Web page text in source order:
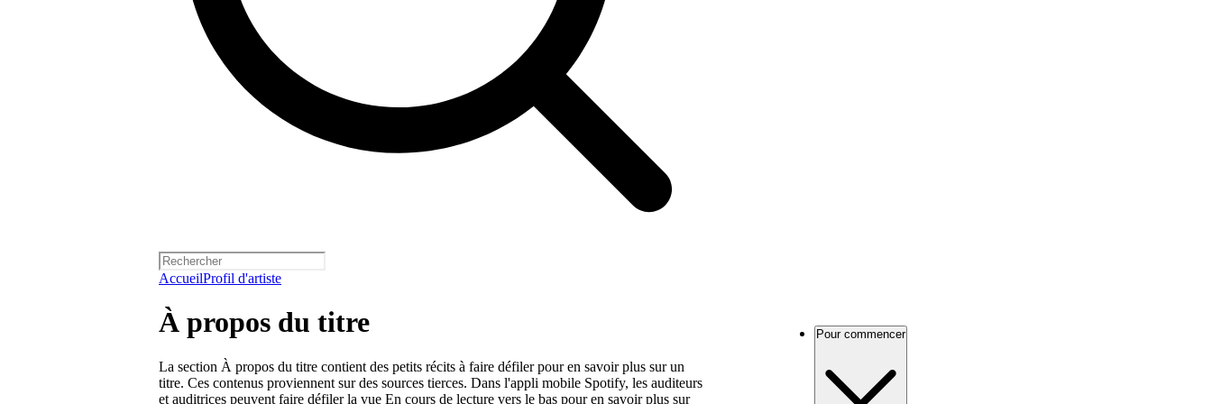
AccueilProfil d'artiste
À propos du titre
La section À propos du titre contient des petits récits à faire défiler pour en savoir plus sur un
titre. Ces contenus proviennent sur des sources tierces. Dans l'appli mobile Spotify, les auditeurs
et auditrices peuvent faire défiler la vue En cours de lecture vers le bas pour en savoir plus sur
Pour commencer